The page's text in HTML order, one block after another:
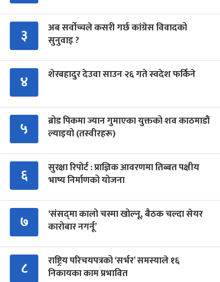
३
अब सर्वोच्चले कसरी गर्छ कांग्रेस विवादको
सुनुवाइ ?
४ शेरबहादुर देउवा साउन २६ गते स्वदेश फर्किने
५
ब्रोड पिकमा ज्यान गुमाएका युक्तको शव काठमाडौं
ल्याइयो (तस्वीरहरू)
६
सुरक्षा रिपोर्ट : प्राज्ञिक आवरणमा तिब्बत पक्षीय
भाष्य निर्माणको योजना
७
‘संसद्‍मा कालो चस्मा खोल्नू, बैठक चल्दा सेयर
कारोबार नगर्नू’
८
राष्ट्रिय परिचयपत्रको ‘सर्भर’ समस्याले १६
निकायका काम प्रभावित